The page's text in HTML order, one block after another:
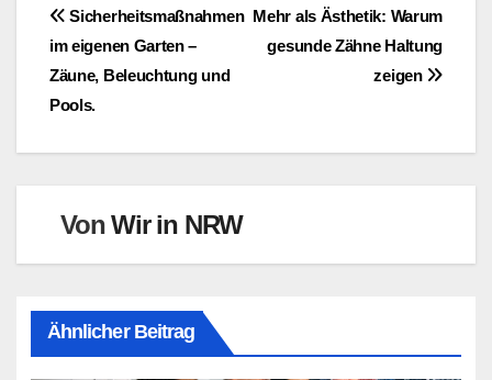
BeitragsnavigationMehr als Ästhetik: Warum
gesunde Zähne Haltung
zeigen
Sicherheitsmaßnahmen
im eigenen Garten –
Zäune, Beleuchtung und
Pools.
VonWir in NRW
Ähnlicher Beitrag